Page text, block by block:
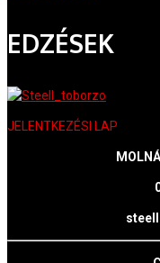
EDZÉSEK
JELENTKEZÉSI LAP